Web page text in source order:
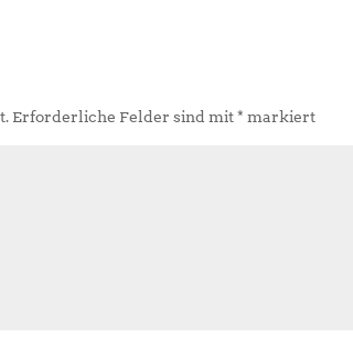
Erforderliche Felder sind mit* markiert